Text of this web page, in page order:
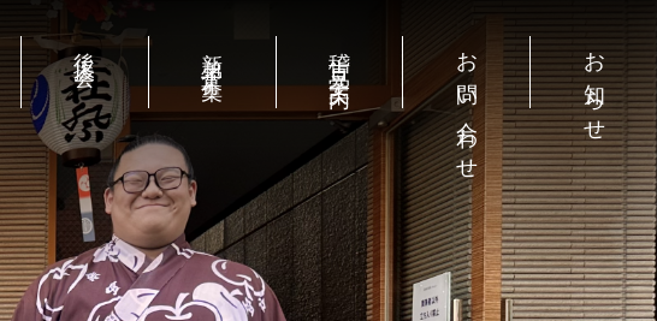
お知らせ
お問い合わせ
稽古見学案内
新弟子募集
後援会
稽古見学案内